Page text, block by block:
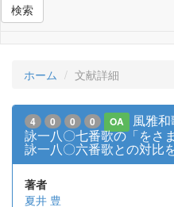
検索
ホーム 文献詳細
4 0 0 0 OA
風雅
詠一八〇七番歌の「を
詠一八〇六番歌との対
著者
夏井 豊